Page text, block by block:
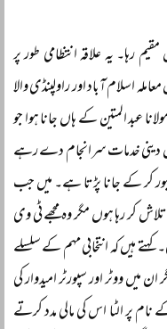
رہا۔ یہ علاقہ انتظامی طور پر
اسلام آباد اور راولپنڈی والا
مولانا عبد المتین کے ہاں جانا ہوا جو
دینی خدمات سرانجام دے رہے
کر کے جانا پڑتا ہے۔ میں جب
کر رہا ہوں مگر وہ مجھے ٹی وی
ہیں کہ انتخابی مہم کے سلسلے
میں ووٹر اور سپورٹر امیدوار کی
پر الٹا اس کی مالی مدد کرتے